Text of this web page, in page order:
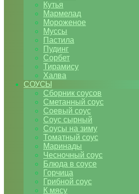
Кутья
Мармелад
Мороженое
Муссы
Пастила
Пудинг
Сорбет
Тирамису
Халва
СОУСЫ
Сборник соусов
Сметанный соус
Соевый соус
Соус сырный
Соусы на зиму
Томатный соус
Маринады
Чесночный соус
Блюда в соусе
Горчица
Грибной соус
К мясу